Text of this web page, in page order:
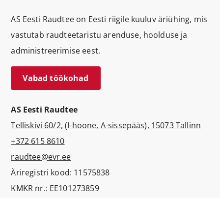
AS Eesti Raudtee on Eesti riigile kuuluv äriühing, mis
vastutab raudteetaristu arenduse, hoolduse ja
administreerimise eest.
Vabad töökohad
AS Eesti Raudtee
Telliskivi 60/2, (I-hoone, A-sissepääs), 15073 Tallinn
+372 615 8610
raudtee@evr.ee
Äriregistri kood: 11575838
KMKR nr.: EE101273859